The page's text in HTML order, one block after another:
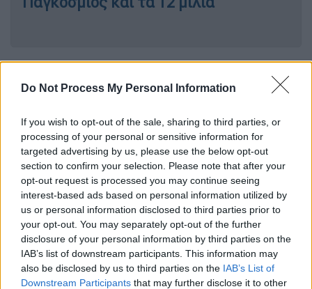
Do Not Process My Personal Information
If you wish to opt-out of the sale, sharing to third parties, or
processing of your personal or sensitive information for
targeted advertising by us, please use the below opt-out
section to confirm your selection. Please note that after your
opt-out request is processed you may continue seeing
interest-based ads based on personal information utilized by
us or personal information disclosed to third parties prior to
your opt-out. You may separately opt-out of the further
disclosure of your personal information by third parties on the
IAB’s list of downstream participants. This information may
also be disclosed by us to third parties on the IAB’s List of
Downstream Participants that may further disclose it to other
γίνεται αντιληπτό κάτι αλλόκοτα αληθές.Το
Είναι γεμάτο σκιές. Σκιές ανθρώπων που
βρέθηκαν εδώ, μεγαλύτερων σε ηλικία που
ακόμη προσπαθούν να αποδείξουν ότι
μπορούν να σταθούν, εν ενεργεία αθλητών με
στόχους και πίεση, επίδοξων παικτών που
κάνουν τα πρώτα τους βήματα ή απλά
ανθρώπων που ο ήχος της πρώτης
αναπήδησης της μπάλας στο τσιμέντο ηχεί
σαν μελωδία στα αυτιά τους.